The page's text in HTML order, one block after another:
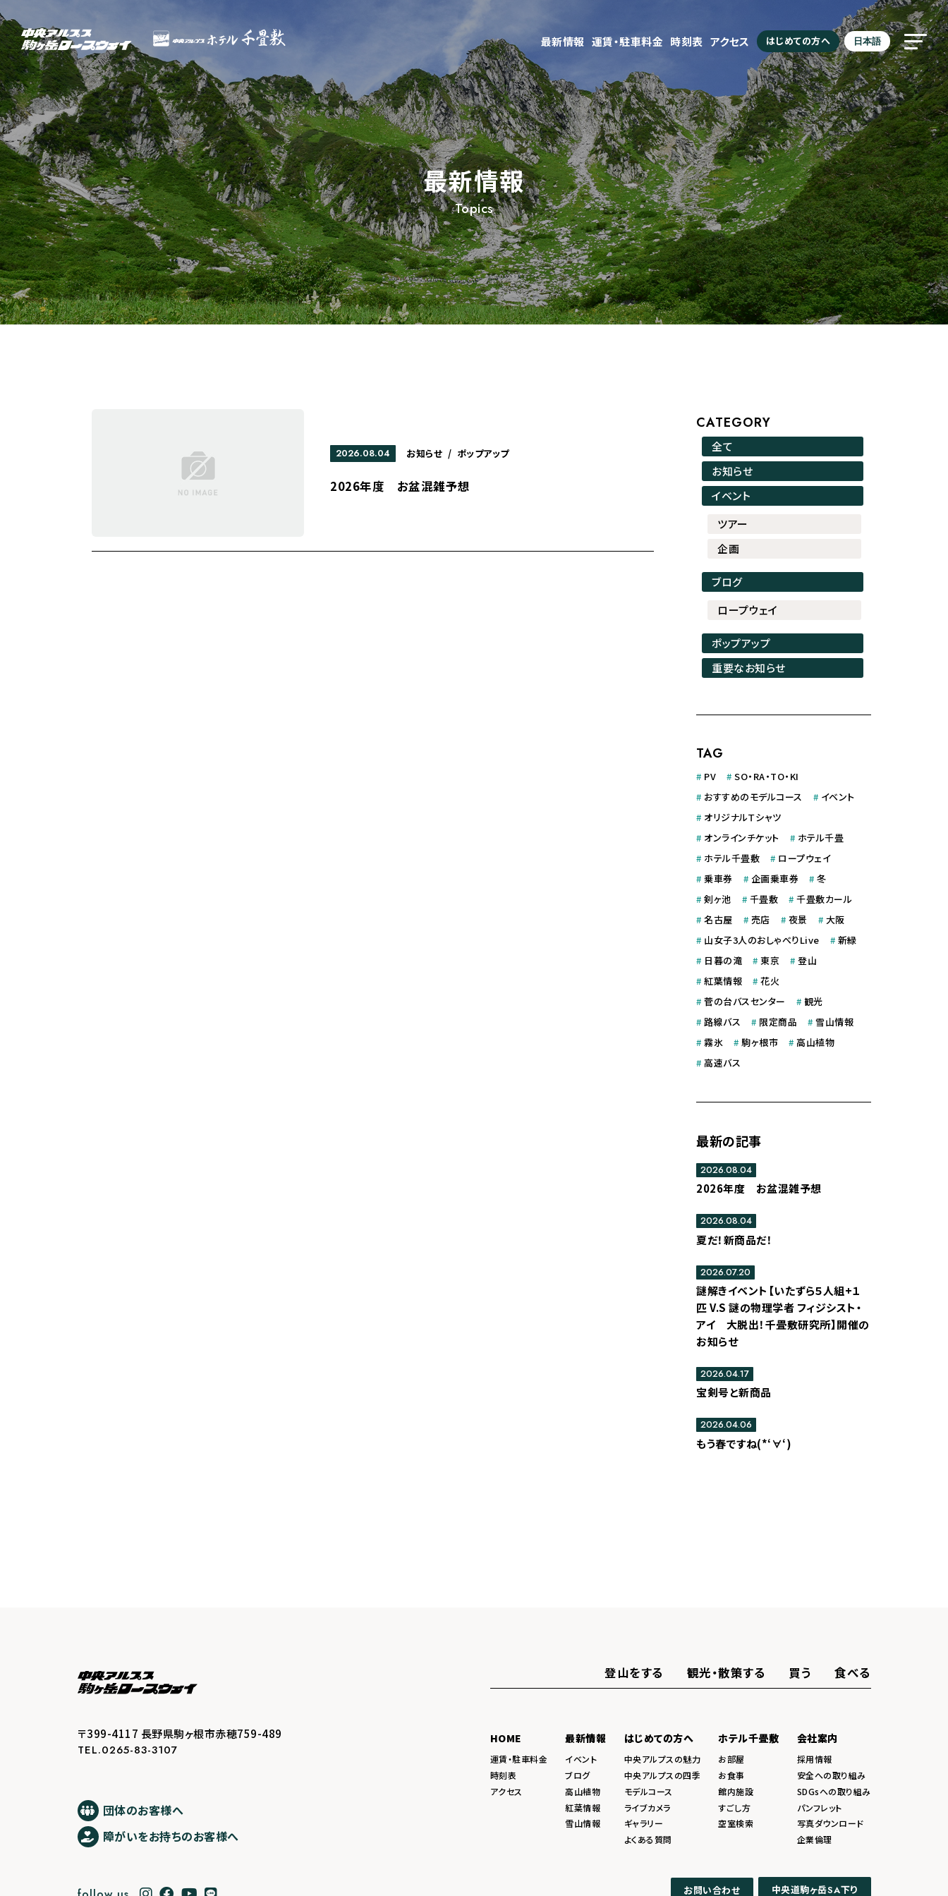
最新情報 運賃・駐車料金 時刻表 アクセス はじめての方へ 日本語
最新情報
Topics
2026.08.04 お知らせ / ポップアップ
2026年度 お盆混雑予想
CATEGORY
全て
お知らせ
イベント
ツアー
企画
ブログ
ロープウェイ
ポップアップ
重要なお知らせ
TAG
# PV # SO・RA・TO・KI
# おすすめのモデルコース # イベント
# オリジナルＴシャツ
# オンラインチケット # ホテル千畳
# ホテル千畳敷 # ロープウェイ
# 乗車券 # 企画乗車券 # 冬
# 剣ヶ池 # 千畳敷 # 千畳敷カール
# 名古屋 # 売店 # 夜景 # 大阪
# 山女子3人のおしゃべりLive # 新緑
# 日暮の滝 # 東京 # 登山
# 紅葉情報 # 花火
# 菅の台バスセンター # 観光
# 路線バス # 限定商品 # 雪山情報
# 霧氷 # 駒ヶ根市 # 高山植物
# 高速バス
最新の記事
2026年度 お盆混雑予想
2026.08.04
夏だ！新商品だ！
2026.08.04
謎解きイベント【いたずら５人組+１
匹 V.S 謎の物理学者 フィジシスト・
アイ 大脱出！千畳敷研究所】開催の
お知らせ
2026.07.20
宝剣号と新商品
2026.04.17
もう春ですね(*‘∀‘)
2026.04.06
〒399-4117 長野県駒ヶ根市赤穂759-489
TEL.0265-83-3107
団体のお客様へ
障がいをお持ちのお客様へ
登山をする 観光・散策する 買う 食べる
HOME
運賃・駐車料金
時刻表
アクセス
最新情報
イベント
ブログ
高山植物
紅葉情報
雪山情報
はじめての方へ
中央アルプスの魅力
中央アルプスの四季
モデルコース
ライブカメラ
ギャラリー
よくある質問
ホテル千畳敷
お部屋
お食事
館内施設
すごし方
空室検索
会社案内
採用情報
安全への取り組み
SDGsへの取り組み
パンフレット
写真ダウンロード
企業倫理
お問い合わせ 中央道駒ヶ岳SA下り